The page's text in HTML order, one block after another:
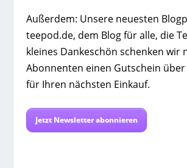
Außerdem: Unsere neuesten
teepod.de, dem Blog für alle, die
kleines Dankeschön schenken wir
Abonnenten einen Gutschein über
für Ihren nächsten Einkauf.
Jetzt Newsletter abonnieren